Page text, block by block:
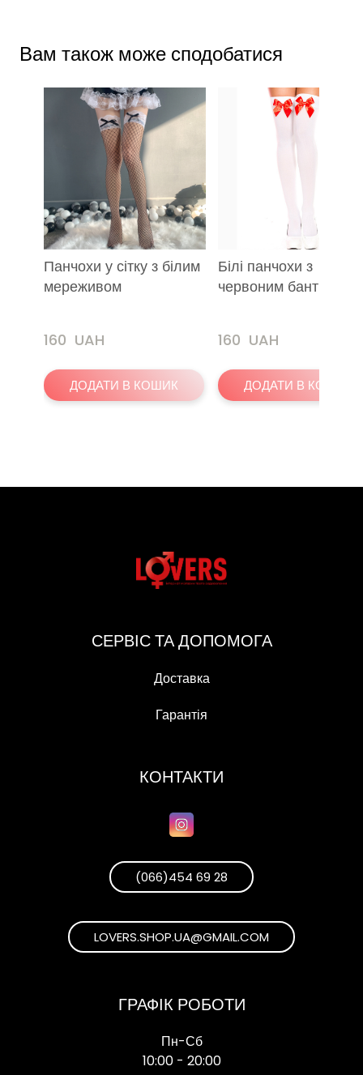
Вам також може сподобатися
Панчохи у сітку з білим
мереживом
160  UAH
ДОДАТИ В КОШИК
Білі панчохи з
червоним бантиком
160  UAH
ДОДАТИ В КОШИК
СЕРВІС ТА ДОПОМОГА
Доставка
Гарантія
КОНТАКТИ
(066)454 69 28
LOVERS.SHOP.UA@GMAIL.COM
ГРАФІК РОБОТИ
Пн-Сб
10:00 - 20:00